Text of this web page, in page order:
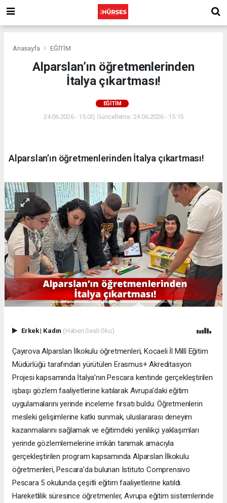
Anasayfa EĞİTİM
Alparslan’ın öğretmenlerinden
İtalya çıkartması!
EĞİTİM
24.06.2026 - 15:00, Güncelleme: 24.06.2026 - 15:15
Alparslan’ın öğretmenlerinden İtalya çıkartması!
Erkek| Kadın (Haberi Sesli Oku)
Çayırova Alparslan İlkokulu öğretmenleri, Kocaeli İl Millî Eğitim
Müdürlüğü tarafından yürütülen Erasmus+ Akreditasyon
Projesi kapsamında İtalya’nın Pescara kentinde gerçekleştirilen
işbaşı gözlem faaliyetlerine katılarak Avrupa’daki eğitim
uygulamalarını yerinde inceleme fırsatı buldu. Öğretmenlerin
mesleki gelişimlerine katkı sunmak, uluslararası deneyim
kazanmalarını sağlamak ve eğitimdeki yenilikçi yaklaşımları
yerinde gözlemlemelerine imkân tanımak amacıyla
gerçekleştirilen program kapsamında Alparslan İlkokulu
öğretmenleri, Pescara’da bulunan Istituto Comprensivo
Pescara 5 okulunda çeşitli eğitim faaliyetlerine katıldı.
Hareketlilik süresince öğretmenler, Avrupa eğitim sistemlerinde